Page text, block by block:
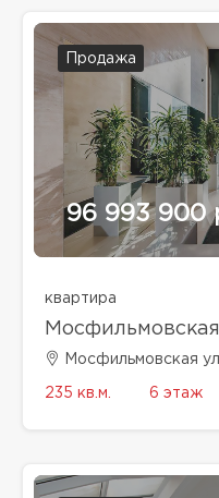
Продажа
96 993 900
квартира
Мосфильмовская
235 кв.м. 6 этаж